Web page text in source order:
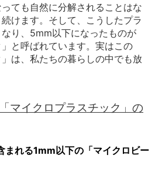
ても自然に分解されることはな
けます。そして、こうしたプラ
り、5mm以下になったものが
と呼ばれています。 実はこの
」は、私たちの暮らしの中でも放
マイクロプラスチック」の
まれる1mm以下の「マイクロビー